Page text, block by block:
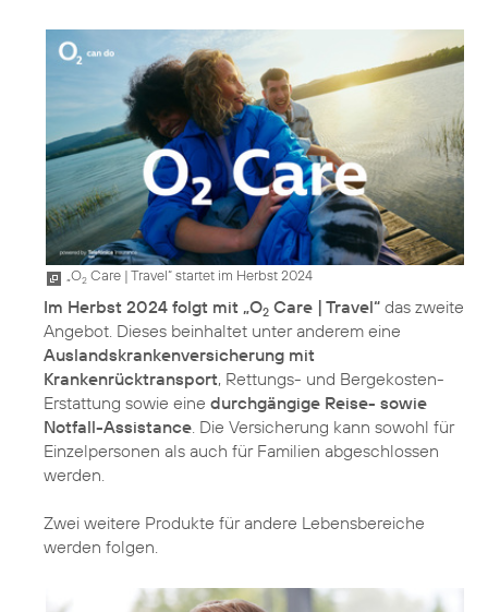
„O2 Care | Travel“ startet im Herbst 2024
Im Herbst 2024 folgt mit „O2 Care | Travel“ das zweite
Angebot. Dieses beinhaltet unter anderem eine
Auslandskrankenversicherung mit
Krankenrücktransport, Rettungs- und Bergekosten-
Erstattung sowie eine durchgängige Reise- sowie
Notfall-Assistance. Die Versicherung kann sowohl für
Einzelpersonen als auch für Familien abgeschlossen
werden.
Zwei weitere Produkte für andere Lebensbereiche
werden folgen.